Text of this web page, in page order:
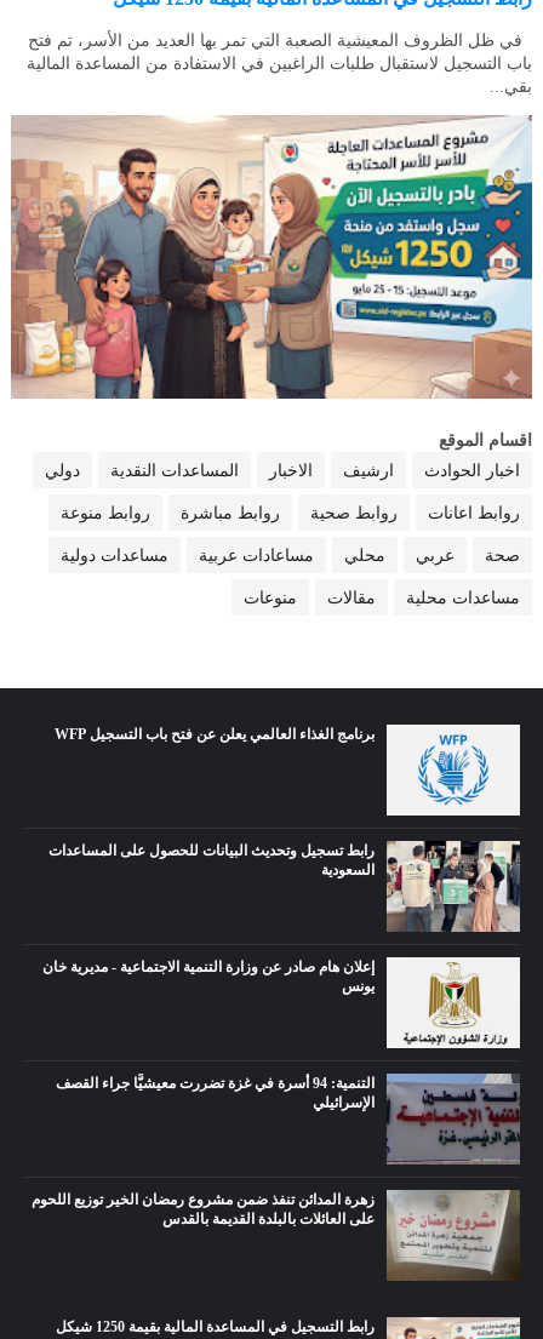
في ظل الظروف المعيشية الصعبة التي تمر بها العديد من الأسر، تم فتح
باب التسجيل لاستقبال طلبات الراغبين في الاستفادة من المساعدة المالية
بقي...
اقسام الموقع
اخبار الحوادث
ارشيف الاخبار المساعدات النقدية دولي
روابط اعانات روابط صحية روابط مباشرة روابط منوعة
صحة عربي محلي مساعادات عربية مساعدات دولية
مساعدات محلية مقالات منوعات
برنامج الغذاء العالمي يعلن عن فتح باب التسجيل WFP
رابط تسجيل وتحديث البيانات للحصول على المساعدات
السعودية
إعلان هام صادر عن وزارة التنمية الاجتماعية - مديرية خان
يونس
التنمية: 94 أسرة في غزة تضررت معيشيًّا جراء القصف
الإسرائيلي
زهرة المدائن تنفذ ضمن مشروع رمضان الخير توزيع اللحوم
على العائلات بالبلدة القديمة بالقدس
رابط التسجيل في المساعدة المالية بقيمة 1250 شيكل